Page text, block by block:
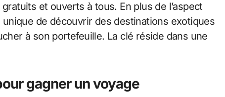
et ouverts à tous. En plus de l’aspect
de découvrir des destinations exotiques
à son portefeuille. La clé réside dans une
gagner un voyage